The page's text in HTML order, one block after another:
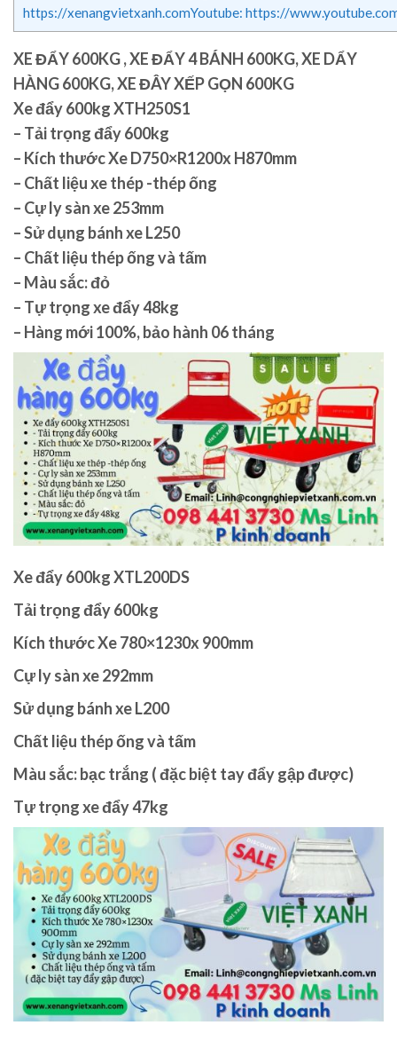
https://xenangvietxanh.comYoutube: https://
XE ĐẨY 600KG , XE ĐẨY 4 BÁNH 600KG, XE DẨY
HÀNG 600KG, XE ĐÂY XẾP GỌN 600KG
Xe đẩy 600kg XTH250S1
– Tải trọng đẩy 600kg
– Kích thước Xe D750×R1200x H870mm
– Chất liệu xe thép -thép ống
– Cự ly sàn xe 253mm
– Sử dụng bánh xe L250
– Chất liệu thép ống và tấm
– Màu sắc: đỏ
– Tự trọng xe đẩy 48kg
– Hàng mới 100%, bảo hành 06 tháng
Xe đẩy 600kg XTL200DS
Tải trọng đẩy 600kg
Kích thước Xe 780×1230x 900mm
Cự ly sàn xe 292mm
Sử dụng bánh xe L200
Chất liệu thép ống và tấm
Màu sắc: bạc trắng ( đặc biệt tay đẩy gập được)
Tự trọng xe đẩy 47kg